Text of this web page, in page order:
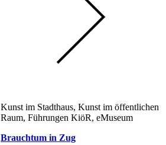
Kunst im Stadthaus, Kunst im öffentlichen
Raum, Führungen KiöR, eMuseum
Brauchtum in Zug